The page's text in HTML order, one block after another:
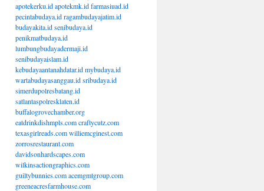
apotekerku.idapotekmk.idfarmasiuad.id
pecintabudaya.idragambudayajatim.id
budayakita.idsenibudaya.id
penikmatbudaya.id
lumbungbudayadermaji.id
senibudayaislam.id
kebudayaantanahdatar.idmybudaya.id
wartabudayasanggau.idsribudaya.id
simerdupolresbatang.id
satlantaspolresklaten.id
buffalogrovechamber.org
eatdrinkdishmpls.comcraftycutz.com
texasgirlreads.comwilliemcginest.com
zorrosrestaurant.com
davidsonhardscapes.com
wilkinsactiongraphics.com
guiltybunnies.comacemgmtgroup.com
greeneacresfarmhouse.com